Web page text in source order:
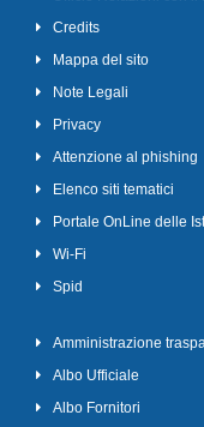
Credits
Mappa del sito
Note Legali
Privacy
Attenzione al phishing
Elenco siti tematici
Portale OnLine delle
Wi-Fi
Spid
Amministrazione
Albo Ufficiale
Albo Fornitori